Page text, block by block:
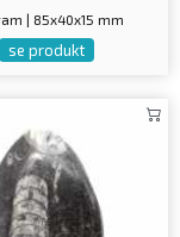
| 85x40x15 mm
se produkt